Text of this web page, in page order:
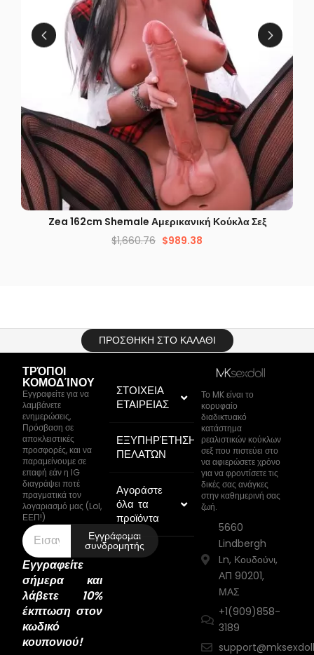
ΓΡΉΓΟΡΗ ΜΑΤΙΆ
Zea 162cm Shemale Αμερικανική Κούκλα Σεξ
$1,660.76 $989.38
ΠΡΟΣΘΉΚΗ ΣΤΟ ΚΑΛΆΘΙ
ΤΡΌΠΟΙ
ΚΟΜΟΔΊΝΟΥ
Εγγραφείτε για να
λαμβάνετε
ενημερώσεις,
Πρόσβαση σε
αποκλειστικές
προσφορές, και να
παραμείνουμε σε
επαφή εάν η IG
διαγράψει ποτέ
πραγματικά τον
λογαριασμό μας (Lol,
ΕΕΠ!)
Εγγράφομαι
συνδρομητής
Εγγραφείτε
σήμερα και
λάβετε 10%
έκπτωση στον
κωδικό
κουπονιού!
ΣΤΟΙΧΕΙΑ
ΕΤΑΙΡΕΙΑΣ
ΕΞΥΠΗΡΈΤΗΣΗ
ΠΕΛΑΤΏΝ
Αγοράστε
όλα τα
προϊόντα
Το MK είναι το
κορυφαίο
διαδικτυακό
κατάστημα
ρεαλιστικών κούκλων
σεξ που πιστεύει στο
να αφιερώσετε χρόνο
για να φροντίσετε τις
δικές σας ανάγκες
στην καθημερινή σας
ζωή.
5660
Lindbergh
Ln, Κουδούνι,
ΑΠ 90201,
ΜΑΣ
+1(909)858-
3189